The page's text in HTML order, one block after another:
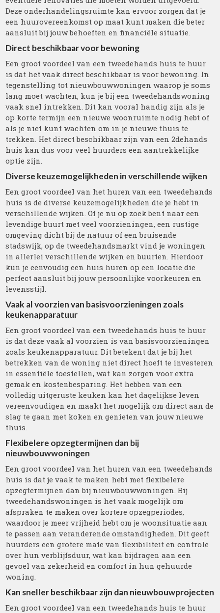
Deze onderhandelingsruimte kan ervoor zorgen dat je
een huurovereenkomst op maat kunt maken die beter
aansluit bij jouw behoeften en financiële situatie.
Direct beschikbaar voor bewoning
Een groot voordeel van een tweedehands huis te huur
is dat het vaak direct beschikbaar is voor bewoning. In
tegenstelling tot nieuwbouwwoningen waarop je soms
lang moet wachten, kun je bij een tweedehandswoning
vaak snel intrekken. Dit kan vooral handig zijn als je
op korte termijn een nieuwe woonruimte nodig hebt of
als je niet kunt wachten om in je nieuwe thuis te
trekken. Het direct beschikbaar zijn van een 2dehands
huis kan dus voor veel huurders een aantrekkelijke
optie zijn.
Diverse keuzemogelijkheden in verschillende wijken
Een groot voordeel van het huren van een tweedehands
huis is de diverse keuzemogelijkheden die je hebt in
verschillende wijken. Of je nu op zoek bent naar een
levendige buurt met veel voorzieningen, een rustige
omgeving dicht bij de natuur of een bruisende
stadswijk, op de tweedehandsmarkt vind je woningen
in allerlei verschillende wijken en buurten. Hierdoor
kun je eenvoudig een huis huren op een locatie die
perfect aansluit bij jouw persoonlijke voorkeuren en
levensstijl.
Vaak al voorzien van basisvoorzieningen zoals
keukenapparatuur
Een groot voordeel van een tweedehands huis te huur
is dat deze vaak al voorzien is van basisvoorzieningen
zoals keukenapparatuur. Dit betekent dat je bij het
betrekken van de woning niet direct hoeft te investeren
in essentiële toestellen, wat kan zorgen voor extra
gemak en kostenbesparing. Het hebben van een
volledig uitgeruste keuken kan het dagelijkse leven
vereenvoudigen en maakt het mogelijk om direct aan de
slag te gaan met koken en genieten van jouw nieuwe
thuis.
Flexibelere opzegtermijnen dan bij
nieuwbouwwoningen
Een groot voordeel van het huren van een tweedehands
huis is dat je vaak te maken hebt met flexibelere
opzegtermijnen dan bij nieuwbouwwoningen. Bij
tweedehandswoningen is het vaak mogelijk om
afspraken te maken over kortere opzegperiodes,
waardoor je meer vrijheid hebt om je woonsituatie aan
te passen aan veranderende omstandigheden. Dit geeft
huurders een grotere mate van flexibiliteit en controle
over hun verblijfsduur, wat kan bijdragen aan een
gevoel van zekerheid en comfort in hun gehuurde
woning.
Kan sneller beschikbaar zijn dan nieuwbouwprojecten
Een groot voordeel van een tweedehands huis te huur